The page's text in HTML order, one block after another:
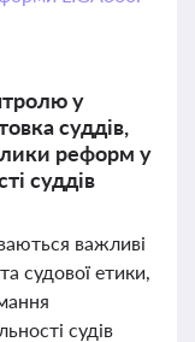
у
суддів,
реформ у
суддів
важливі
судової етики,
судів